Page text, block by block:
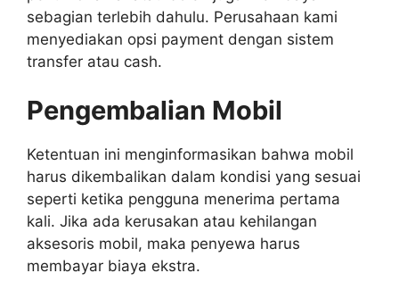
sebagian terlebih dahulu. Perusahaan kami
menyediakan opsi payment dengan sistem
transfer atau cash.
Pengembalian Mobil
Ketentuan ini menginformasikan bahwa mobil
harus dikembalikan dalam kondisi yang sesuai
seperti ketika pengguna menerima pertama
kali. Jika ada kerusakan atau kehilangan
aksesoris mobil, maka penyewa harus
membayar biaya ekstra.